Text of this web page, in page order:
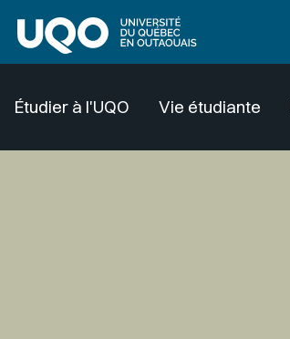
Étudier à l'UQO Vie étudiante